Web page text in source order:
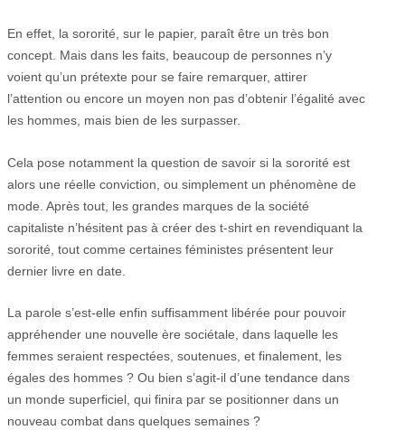
En effet, la sororité, sur le papier, paraît être un très bon
concept. Mais dans les faits, beaucoup de personnes n’y
voient qu’un prétexte pour se faire remarquer, attirer
l’attention ou encore un moyen non pas d’obtenir l’égalité avec
les hommes, mais bien de les surpasser.
Cela pose notamment la question de savoir si la sororité est
alors une réelle conviction, ou simplement un phénomène de
mode. Après tout, les grandes marques de la société
capitaliste n’hésitent pas à créer des t-shirt en revendiquant la
sororité, tout comme certaines féministes présentent leur
dernier livre en date.
La parole s’est-elle enfin suffisamment libérée pour pouvoir
appréhender une nouvelle ère sociétale, dans laquelle les
femmes seraient respectées, soutenues, et finalement, les
égales des hommes ? Ou bien s’agit-il d’une tendance dans
un monde superficiel, qui finira par se positionner dans un
nouveau combat dans quelques semaines ?